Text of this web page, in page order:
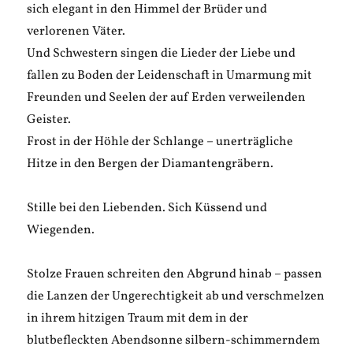
sich elegant in den Himmel der Brüder und
verlorenen Väter.
Und Schwestern singen die Lieder der Liebe und
fallen zu Boden der Leidenschaft in Umarmung mit
Freunden und Seelen der auf Erden verweilenden
Geister.
Frost in der Höhle der Schlange – unerträgliche
Hitze in den Bergen der Diamantengräbern.
Stille bei den Liebenden. Sich Küssend und
Wiegenden.
Stolze Frauen schreiten den Abgrund hinab – passen
die Lanzen der Ungerechtigkeit ab und verschmelzen
in ihrem hitzigen Traum mit dem in der
blutbefleckten Abendsonne silbern-schimmerndem